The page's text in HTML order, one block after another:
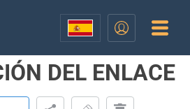
DEL ENLACE